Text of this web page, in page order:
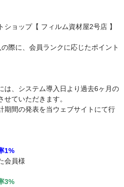
ョップ【 フィルム資材屋2号店 】
際に、会員ランクに応じたポイント
、システム導入日より過去6ヶ月の
ていただきます。
間の発表を当ウェブサイトにて行
1%
会員様
3%